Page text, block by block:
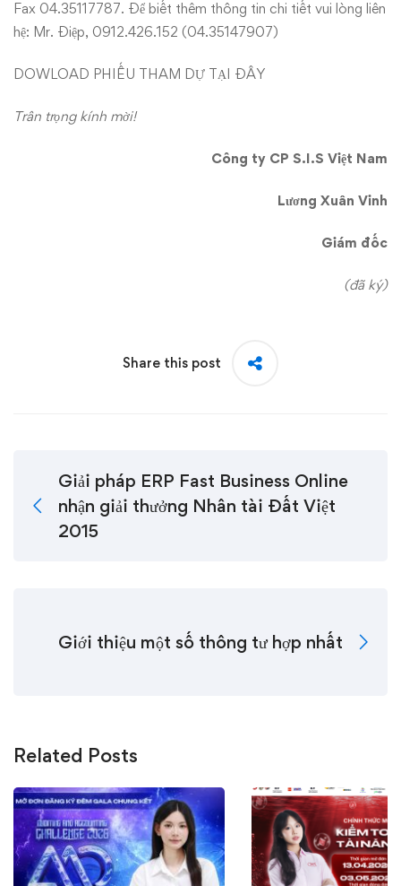
Fax 04.35117787. Để biết thêm thông tin chi tiết vui lòng liên
hệ: Mr. Điệp, 0912.426.152 (04.35147907)
DOWLOAD PHIẾU THAM DỰ TẠI ĐÂY
Trân trọng kính mời!
Công ty CP S.I.S Việt Nam
Lương Xuân Vinh
Giám đốc
(đã ký)
Share this post
Giải pháp ERP Fast Business Online
nhận giải thưởng Nhân tài Đất Việt
2015
Giới thiệu một số thông tư hợp nhất
Related Posts